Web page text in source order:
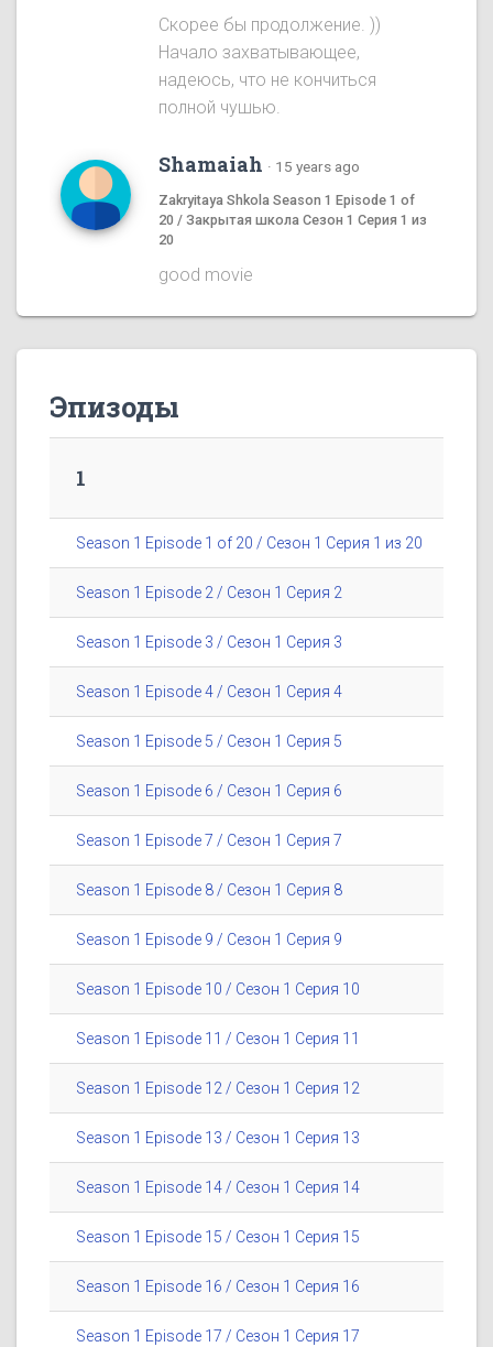
Скорее бы продолжение. ))
Начало захватывающее,
надеюсь, что не кончиться
полной чушью.
Shamaiah · 15 years ago
Zakryitaya Shkola Season 1 Episode 1 of
20 / Закрытая школа Сезон 1 Серия 1 из
20
good movie
Эпизоды
1
Season 1 Episode 1 of 20 / Сезон 1 Серия 1 из 20
Season 1 Episode 2 / Сезон 1 Серия 2
Season 1 Episode 3 / Сезон 1 Серия 3
Season 1 Episode 4 / Сезон 1 Серия 4
Season 1 Episode 5 / Сезон 1 Серия 5
Season 1 Episode 6 / Сезон 1 Серия 6
Season 1 Episode 7 / Сезон 1 Серия 7
Season 1 Episode 8 / Сезон 1 Серия 8
Season 1 Episode 9 / Сезон 1 Серия 9
Season 1 Episode 10 / Сезон 1 Серия 10
Season 1 Episode 11 / Сезон 1 Серия 11
Season 1 Episode 12 / Сезон 1 Серия 12
Season 1 Episode 13 / Сезон 1 Серия 13
Season 1 Episode 14 / Сезон 1 Серия 14
Season 1 Episode 15 / Сезон 1 Серия 15
Season 1 Episode 16 / Сезон 1 Серия 16
Season 1 Episode 17 / Сезон 1 Серия 17